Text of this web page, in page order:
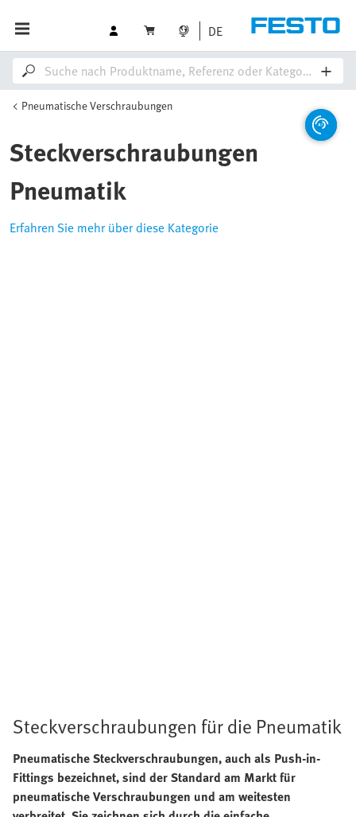
DE
Pneumatische Verschraubungen
Steckverschraubungen
Pneumatik
Erfahren Sie mehr über diese Kategorie
Steckverschraubungen für die Pneumatik
Pneumatische Steckverschraubungen, auch als Push-in-
Fittings bezeichnet, sind der Standard am Markt für
pneumatische Verschraubungen und am weitesten